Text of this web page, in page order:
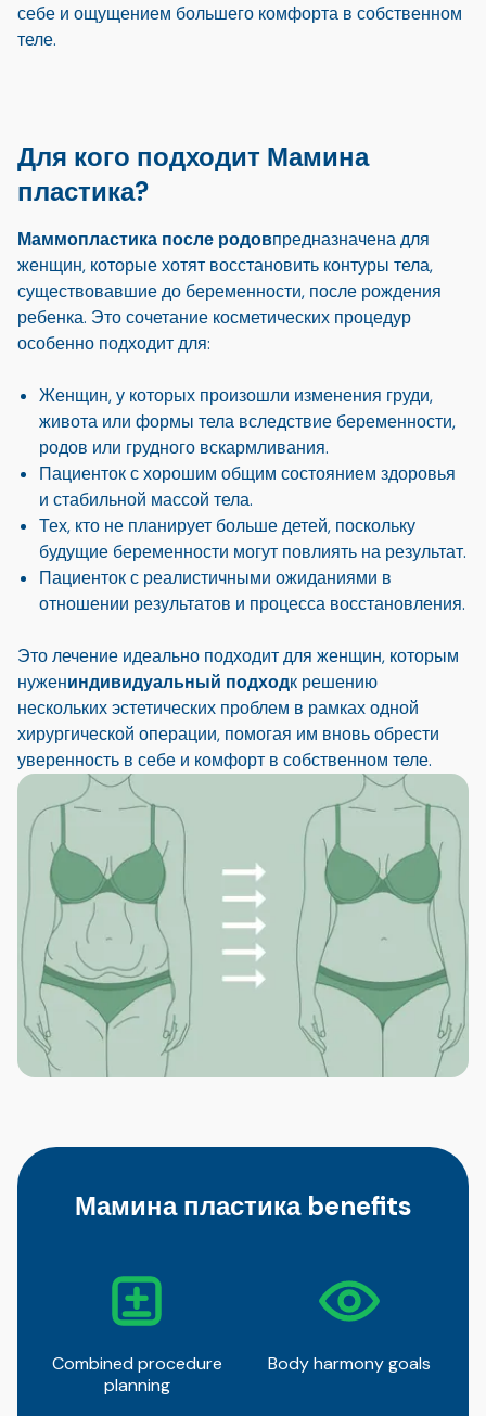
себе и ощущением большего комфорта в собственном
теле.
Для кого подходит Мамина
пластика?
Маммопластика после родовпредназначена для
женщин, которые хотят восстановить контуры тела,
существовавшие до беременности, после рождения
ребенка. Это сочетание косметических процедур
особенно подходит для:
Женщин, у которых произошли изменения груди,
живота или формы тела вследствие беременности,
родов или грудного вскармливания.
Пациенток с хорошим общим состоянием здоровья
и стабильной массой тела.
Тех, кто не планирует больше детей, поскольку
будущие беременности могут повлиять на результат.
Пациенток с реалистичными ожиданиями в
отношении результатов и процесса восстановления.
Это лечение идеально подходит для женщин, которым
нужениндивидуальный подходк решению
нескольких эстетических проблем в рамках одной
хирургической операции, помогая им вновь обрести
уверенность в себе и комфорт в собственном теле.
Мамина пластика benefits
Combined procedure
planning
Body harmony goals